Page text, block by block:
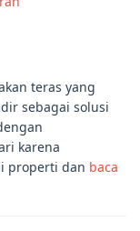
teras yang
sebagai solusi
karena
properti dan baca